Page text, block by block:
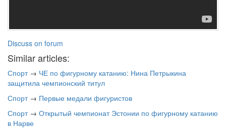
Discuss on forum
Similar articles:
Спорт→ ЧЕ по фигурному катанию: Нина Петрыкина
защитила чемпионский титул
Спорт→ Первые медали фигуристов
Спорт→ Открытый чемпионат Эстонии по фигурному катанию
в Нарве